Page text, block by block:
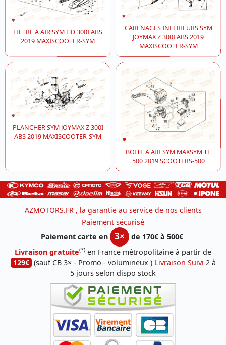
FILTRE A AIR SYM HD 300I ABS
2019 MAXISCOOTER-SYM
CARENAGES INFERIEURS SYM
JOYMAX Z 300I ABS 2019
MAXISCOOTER-SYM
PLANCHER SYM JOYMAX Z 300I
ABS 2019 MAXISCOOTER-SYM
BOITE A AIR SYM MAXSYM TL
500 2019 SCOOTERS-500
AZMOTORS.FR , la garantie au service de nos clients
Paiement sécurisé
Paiement carte en
3×
de 170€ à 500€
Livraison gratuite(*) en France métropolitaine à partir de
129€ (sauf CB 3× - Promo - volumineux ) Livraison Suivi 2 à
5 jours selon dispo stock